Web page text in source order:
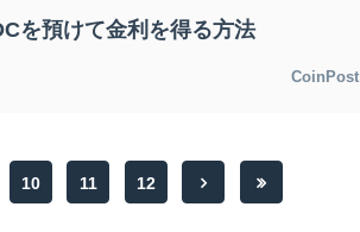
を預けて金利を得る方法
CoinPost
10 11 12